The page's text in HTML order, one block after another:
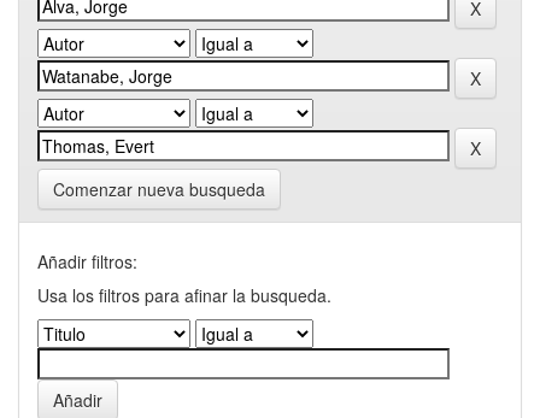
Comenzar nueva busqueda
Añadir filtros:
Usa los filtros para afinar la busqueda.